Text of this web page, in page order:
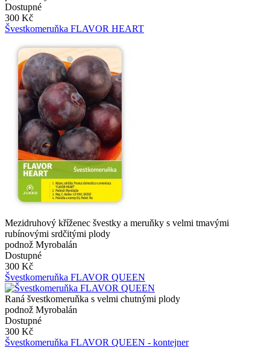
Dostupné
300 Kč
Švestkomeruňka FLAVOR HEART
Mezidruhový kříženec švestky a meruňky s velmi tmavými
rubínovými srdčitými plody
podnož Myrobalán
Dostupné
300 Kč
Švestkomeruňka FLAVOR QUEEN
Raná švestkomeruňka s velmi chutnými plody
podnož Myrobalán
Dostupné
300 Kč
Švestkomeruňka FLAVOR QUEEN - kontejner